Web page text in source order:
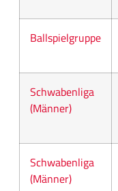
Ballspielgruppe
Schwabenliga
(Männer)
Schwabenliga
(Männer)